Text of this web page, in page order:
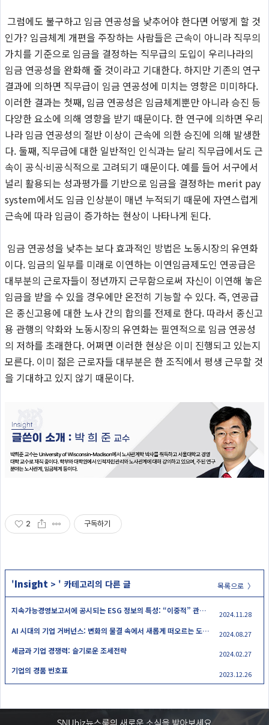
그럼에도 불구하고 임금 연공성을 낮추어야 한다면 어떻게 할 것
인가? 임금체계 개편을 주장하는 사람들은 근속이 아니라 직무의
가치를 기준으로 임금을 결정하는 직무급의 도입이 우리나라의
임금 연공성을 완화해 줄 것이라고 기대한다. 하지만 기존의 연구
결과에 의하면 직무급이 임금 연공성에 미치는 영향은 미미하다.
이러한 결과는 첫째, 임금 연공성은 임금체계뿐만 아니라 승진 등
다양한 요소에 의해 영향을 받기 때문이다. 한 연구에 의하면 우리
나라 임금 연공성의 절반 이상이 근속에 의한 승진에 의해 발생한
다. 둘째, 직무급에 대한 일반적인 인식과는 달리 직무급에서도 근
속이 공식·비공식적으로 고려되기 때문이다. 예를 들어 서구에서
널리 활용되는 성과평가를 기반으로 임금을 결정하는 merit pay
system에서도 임금 인상분이 매년 누적되기 때문에 자연스럽게
근속에 따라 임금이 증가하는 현상이 나타나게 된다.
임금 연공성을 낮추는 보다 효과적인 방법은 노동시장의 유연화
이다. 임금의 일부를 미래로 이연하는 이연임금제도인 연공급은
대부분의 근로자들이 정년까지 근무함으로써 자신이 이연해 놓은
임금을 받을 수 있을 경우에만 온전히 기능할 수 있다.즉, 연공급
은 종신고용에 대한 노사 간의 합의를 전제로 한다. 따라서 종신고
용 관행의 약화와 노동시장의 유연화는 필연적으로 임금 연공성
의 저하를 초래한다. 어쩌면 이러한 현상은 이미 진행되고 있는지
모른다. 이미 젊은 근로자들 대부분은 한 조직에서 평생 근무할 것
을 기대하고 있지 않기 때문이다.
2 구독하기
목록으로 〉
'Insight> ' 카테고리의 다른 글
지속가능경영보고서에 공시되는 ESG 정보의 특성: “이중적” 관점에서의 “중대성” 혹은 “중요성”? 2024.11.28
AI 시대의 기업 거버넌스: 변화의 물결 속에서 새롭게 떠오르는 도전과 기회 2024.08.27
세금과 기업 경쟁력: 슬기로운 조세전략 2024.02.27
기업의 경품 번호표 2023.12.26